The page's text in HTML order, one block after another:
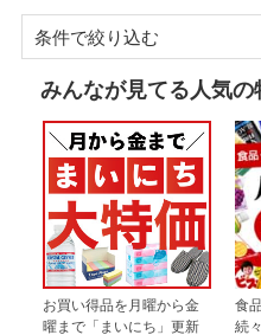
条件で絞り込む
みんなが見てる人気の
お買い得品を月曜から金
曜まで「まいにち」更新
食
続